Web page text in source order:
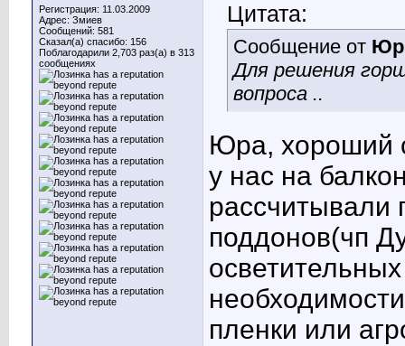
Регистрация: 11.03.2009
Адрес: Змиев
Сообщений: 581
Сказал(а) спасибо: 156
Поблагодарили 2,703 раз(а) в 313
сообщениях
Цитата:
Сообщение от
Для решения
вопроса ..
Юра, хороший
у нас на
рассчитывали
поддонов(чп
пленки или